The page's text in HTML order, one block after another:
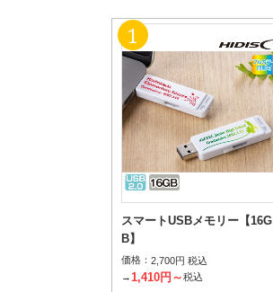
スマートUSBメモリー【16G
B】
価格： 2,700円 税込
→ 1,410円～税込